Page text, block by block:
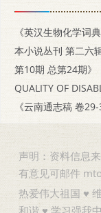
《英汉生物化学词典
本小说丛刊 第二六辑
第10期 总第24期》
QUALITY OF
《云南通志稿 卷29-
声明：资料信息
有意见可邮件
热爱伟大祖国 ♥